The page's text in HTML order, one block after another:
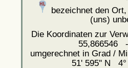
bezeichnet den
(uns)
Die Koordinaten zur
55,866546
umgerechnet in Grad /
51' 595'' N 4°